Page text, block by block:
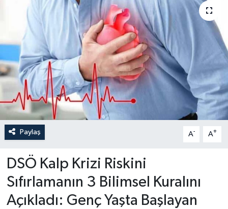
Paylaş A- A+
DSÖ Kalp Krizi Riskini
Sıfırlamanın 3 Bilimsel Kuralını
Açıkladı: Genç Yaşta Başlayan